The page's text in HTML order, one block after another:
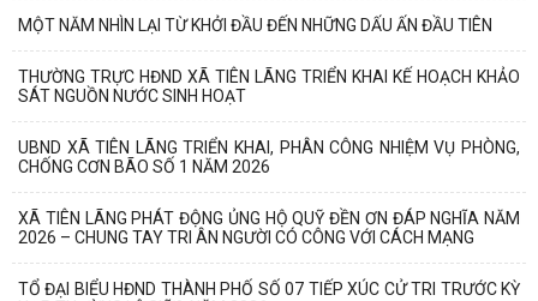
MỘT NĂM NHÌN LẠI TỪ KHỞI ĐẦU ĐẾN NHỮNG DẤU ẤN ĐẦU TIÊN
THƯỜNG TRỰC HĐND XÃ TIÊN LÃNG TRIỂN KHAI KẾ HOẠCH KHẢO
SÁT NGUỒN NƯỚC SINH HOẠT
UBND XÃ TIÊN LÃNG TRIỂN KHAI, PHÂN CÔNG NHIỆM VỤ PHÒNG,
CHỐNG CƠN BÃO SỐ 1 NĂM 2026
XÃ TIÊN LÃNG PHÁT ĐỘNG ỦNG HỘ QUỸ ĐỀN ƠN ĐÁP NGHĨA NĂM
2026 – CHUNG TAY TRI ÂN NGƯỜI CÓ CÔNG VỚI CÁCH MẠNG
TỔ ĐẠI BIỂU HĐND THÀNH PHỐ SỐ 07 TIẾP XÚC CỬ TRI TRƯỚC KỲ